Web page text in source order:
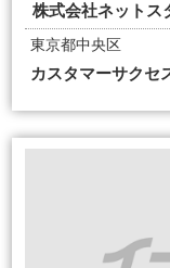
株式会社ネットス
東京都中央区
カスタマーサクセ